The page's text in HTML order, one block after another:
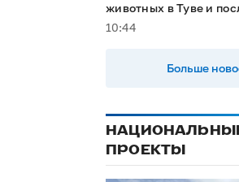
животных в Туве и
несоблюдения
10:44
Больше
ПРОЕКТЫ